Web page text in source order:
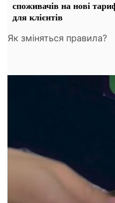
споживачів на нові
для клієнтів
Як зміняться правила?